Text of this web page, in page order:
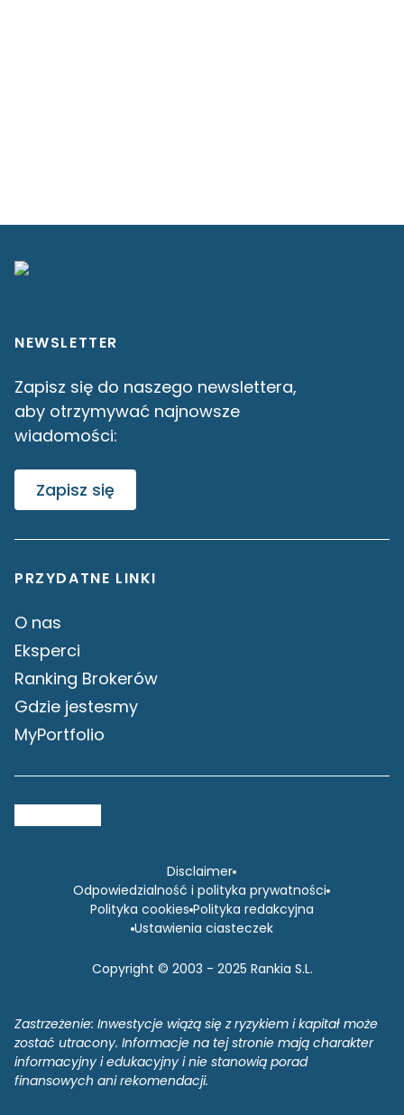
NEWSLETTER
Zapisz się do naszego newslettera,
aby otrzymywać najnowsze
wiadomości:
Zapisz się
PRZYDATNE LINKI
O nas
Eksperci
Ranking Brokerów
Gdzie jestesmy
MyPortfolio
Disclaimer
Odpowiedzialność i polityka prywatności
Polityka cookies Polityka redakcyjna
Ustawienia ciasteczek
Copyright © 2003 - 2025 Rankia S.L.
Zastrzeżenie: Inwestycje wiążą się z ryzykiem i kapitał może
zostać utracony. Informacje na tej stronie mają charakter
informacyjny i edukacyjny i nie stanowią porad
finansowych ani rekomendacji.